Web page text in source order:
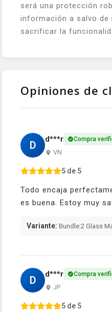
será una protección
información a salvo de
sacrificar la
Opiniones de
D d***r Compra
VN
5 de 5
Todo encaja
es buena. Estoy muy
Variante: Bundle:2 Glass
D d***r Compra
JP
5 de 5